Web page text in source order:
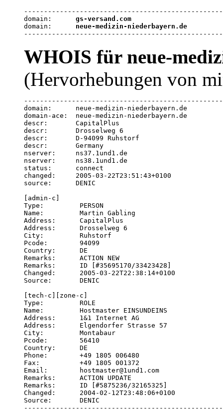
domain: gs-versand.com
domain: neue-medizin-niederbayern.de
WHOIS für neue-
(Hervorhebungen von
domain:      neue-medizin-niederbayern.de
domain-ace:  neue-medizin-niederbayern.de
descr:       CapitalPlus
descr:       Drosselweg 6
descr:       D-94099 Ruhstorf
descr:       Germany
nserver:     ns37.1und1.de
nserver:     ns38.1und1.de
status:      connect
changed:     2005-03-22T23:51:43+0100
source:      DENIC
[admin-c]
Type:         PERSON
Name:         Martin Gabling
Address:      CapitalPlus
Address:      Drosselweg 6
City:         Ruhstorf
Pcode:        94099
Country:      DE
Remarks:      ACTION NEW
Remarks:      ID [#35695170/33423428]
Changed:      2005-03-22T22:38:14+0100
Source:       DENIC
[tech-c][zone-c]
Type:         ROLE
Name:         Hostmaster EINSUNDEINS
Address:      1&1 Internet AG
Address:      Elgendorfer Strasse 57
City:         Montabaur
Pcode:        56410
Country:      DE
Phone:        +49 1805 006480
Fax:          +49 1805 001372
Email:        hostmaster@1und1.com
Remarks:      ACTION UPDATE
Remarks:      ID [#5875236/32165325]
Changed:      2004-02-12T23:48:06+0100
Source:       DENIC